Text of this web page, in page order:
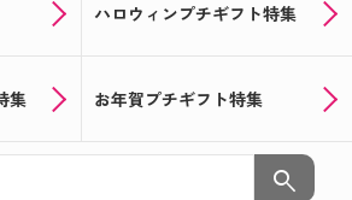
で盛り上がろう！ハロウィンプチギフト特集
集 お年賀プチギフト特集
search